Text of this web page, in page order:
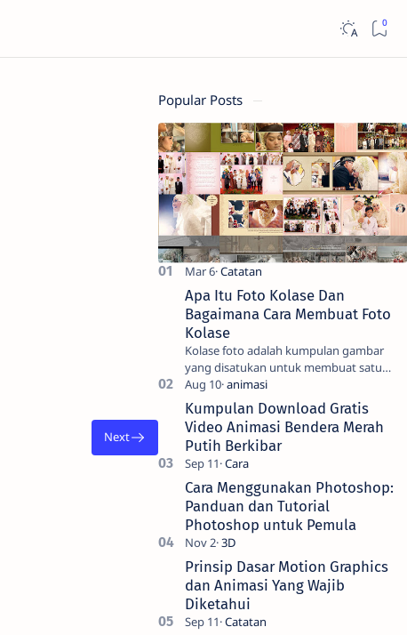
Popular Posts
Apa Itu Foto Kolase Dan
Bagaimana Cara Membuat Foto
Kolase
Kolase foto adalah kumpulan gambar
yang disatukan untuk membuat satu
gambar. Seni tradisional melibatkan
pemotongan gambar menjadi bentuk
yang men…
Kumpulan Download Gratis
Video Animasi Bendera Merah
Putih Berkibar
Cara Menggunakan Photoshop:
Panduan dan Tutorial
Photoshop untuk Pemula
Prinsip Dasar Motion Graphics
dan Animasi Yang Wajib
Diketahui